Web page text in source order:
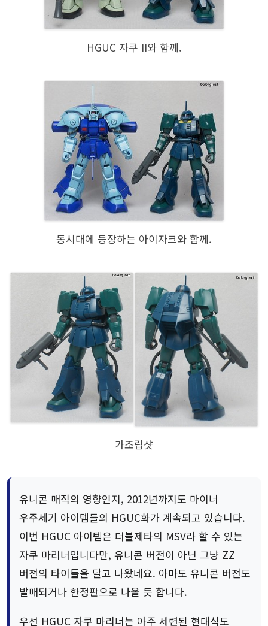
HGUC 자쿠 II와 함께.
동시대에 등장하는 아이자크와 함께.
가조립샷
유니콘 매직의 영향인지, 2012년까지도 마이너
우주세기 아이템들의 HGUC화가 계속되고 있습니다.
이번 HGUC 아이템은 더블제타의 MSV라 할 수 있는
자쿠 마리너입니다만, 유니콘 버전이 아닌 그냥 ZZ
버전의 타이틀을 달고 나왔네요. 아마도 유니콘 버전도
발매되거나 한정판으로 나올 듯 합니다.
우선 HGUC 자쿠 마리너는 아주 세련된 현대식도